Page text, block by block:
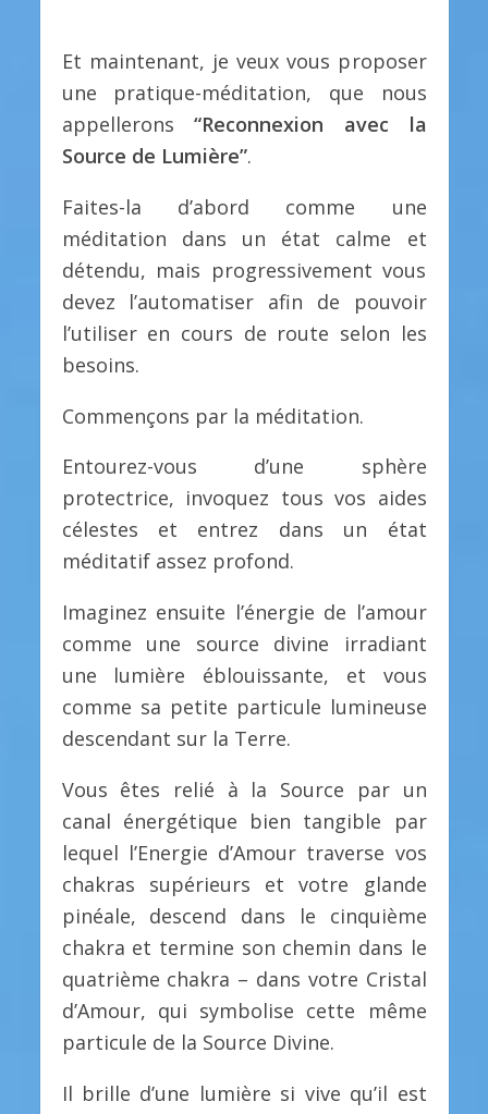
Et maintenant, je veux vous proposer
une pratique-méditation, que nous
appellerons“Reconnexion avec la
Source de Lumière”.
Faites-la d’abord comme une
méditation dans un état calme et
détendu, mais progressivement vous
devez l’automatiser afin de pouvoir
l’utiliser en cours de route selon les
besoins.
Commençons par la méditation.
Entourez-vous d’une sphère
protectrice, invoquez tous vos aides
célestes et entrez dans un état
méditatif assez profond.
Imaginez ensuite l’énergie de l’amour
comme une source divine irradiant
une lumière éblouissante, et vous
comme sa petite particule lumineuse
descendant sur la Terre.
Vous êtes relié à la Source par un
canal énergétique bien tangible par
lequel l’Energie d’Amour traverse vos
chakras supérieurs et votre glande
pinéale, descend dans le cinquième
chakra et termine son chemin dans le
quatrième chakra – dans votre Cristal
d’Amour, qui symbolise cette même
particule de la Source Divine.
Il brille d’une lumière si vive qu’il est